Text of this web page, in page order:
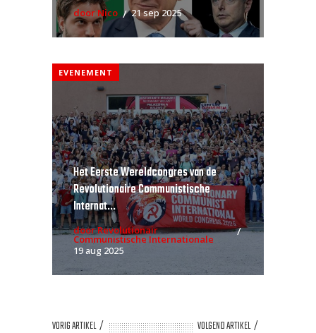
door Nico 21 sep 2025
EVENEMENT
Het Eerste Wereldcongres van de
Revolutionaire Communistische
Internat...
door Revolutionair
Communistische Internationale
19 aug 2025
VORIG ARTIKEL
VOLGEND ARTIKEL